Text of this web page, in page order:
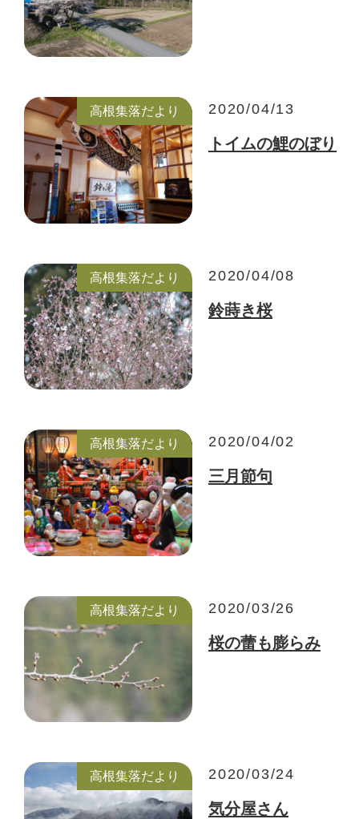
高根集落だより 2020/04/13
トイムの鯉のぼり
高根集落だより 2020/04/08
鈴蒔き桜
高根集落だより 2020/04/02
三月節句
高根集落だより 2020/03/26
桜の蕾も膨らみ
高根集落だより 2020/03/24
気分屋さん